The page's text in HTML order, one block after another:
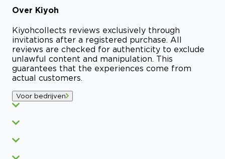
Over Kiyoh
Kiyohcollects reviews exclusively through
invitations after a registered purchase. All
reviews are checked for authenticity to exclude
unlawful content and manipulation. This
guarantees that the experiences come from
actual customers.
Voor bedrijven